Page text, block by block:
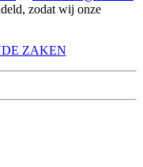
zodat wij onze
ZAKEN